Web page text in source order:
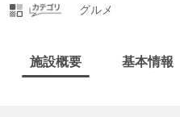
グルメ
施設概要 基本情報